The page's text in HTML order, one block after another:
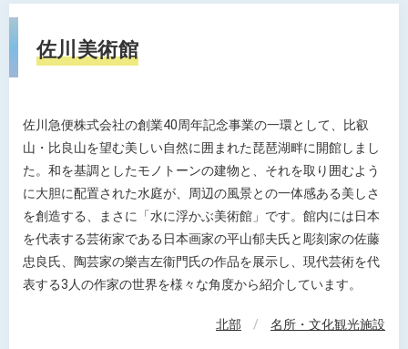
佐川美術館
佐川急便株式会社の創業40周年記念事業の一環として、比叡
山・比良山を望む美しい自然に囲まれた琵琶湖畔に開館しまし
た。和を基調としたモノトーンの建物と、それを取り囲むよう
に大胆に配置された水庭が、周辺の風景との一体感ある美しさ
を創造する、まさに「水に浮かぶ美術館」です。館内には日本
を代表する芸術家である日本画家の平山郁夫氏と彫刻家の佐藤
忠良氏、陶芸家の樂吉左衞門氏の作品を展示し、現代芸術を代
表する3人の作家の世界を様々な角度から紹介しています。
北部 / 名所・文化観光施設